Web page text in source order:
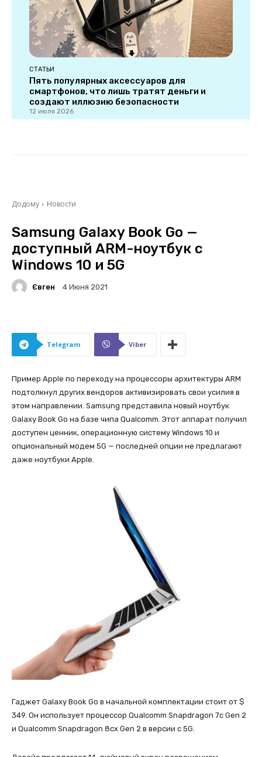
СТАТЬИ
Пять популярных аксессуаров для
смартфонов, что лишь тратят деньги и
создают иллюзию безопасности
12 июля 2026